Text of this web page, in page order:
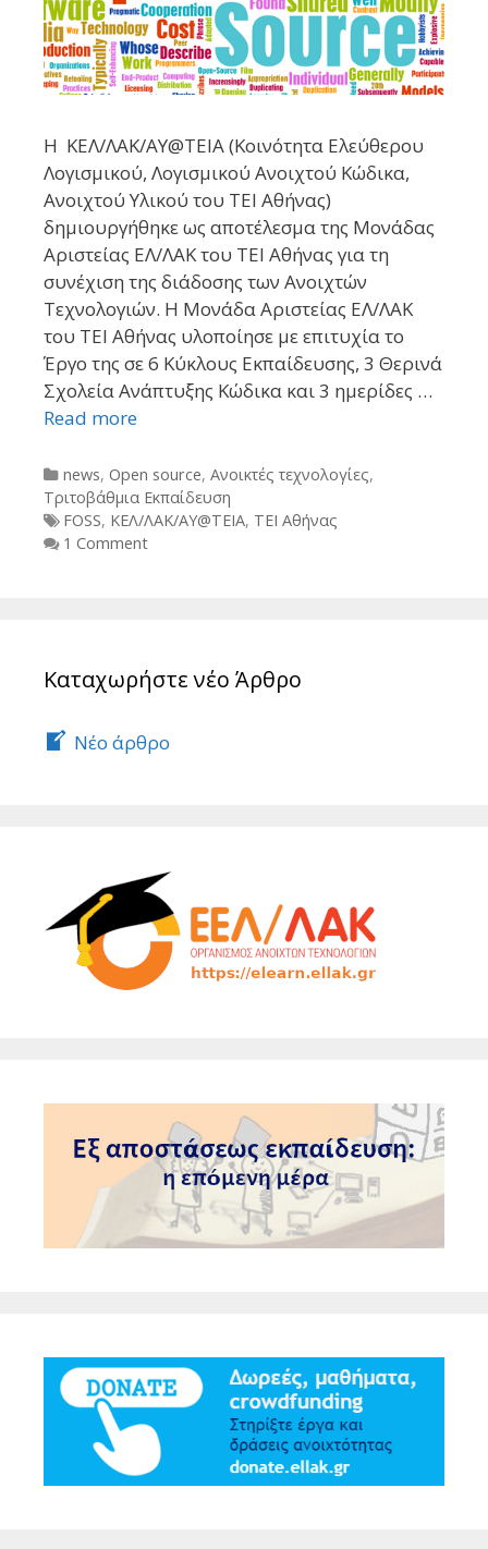
Η ΚΕΛ/ΛΑΚ/ΑΥ@ΤΕΙΑ (Κοινότητα Ελεύθερου
Λογισμικού, Λογισμικού Ανοιχτού Κώδικα,
Ανοιχτού Υλικού του ΤΕΙ Αθήνας)
δημιουργήθηκε ως αποτέλεσμα της Μονάδας
Αριστείας ΕΛ/ΛΑΚ του ΤΕΙ Αθήνας για τη
συνέχιση της διάδοσης των Ανοιχτών
Τεχνολογιών. Η Μονάδα Αριστείας ΕΛ/ΛΑΚ
του ΤΕΙ Αθήνας υλοποίησε με επιτυχία το
Έργο της σε 6 Κύκλους Εκπαίδευσης, 3 Θερινά
Σχολεία Ανάπτυξης Κώδικα και 3 ημερίδες …
Read more
Categories
news, Open source, Ανοικτές τεχνολογίες,
Τριτοβάθμια Εκπαίδευση
Tags
FOSS, ΚΕΛ/ΛΑΚ/ΑΥ@ΤΕΙΑ, ΤΕΙ Αθήνας
1 Comment
Καταχωρήστε νέο Άρθρο
Νέο άρθρο